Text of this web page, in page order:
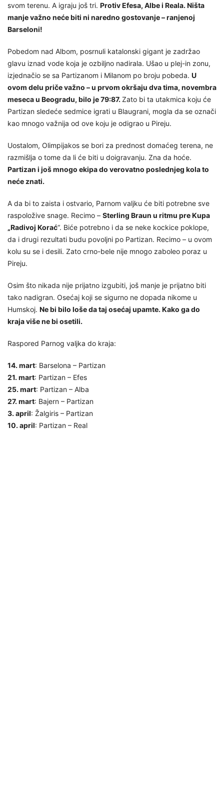
svom terenu. A igraju još tri. Protiv Efesa, Albe i Reala. Ništa
manje važno neće biti ni naredno gostovanje – ranjenoj
Barseloni!
Pobedom nad Albom, posrnuli katalonski gigant je zadržao
glavu iznad vode koja je ozbiljno nadirala. Ušao u plej-in zonu,
izjednačio se sa Partizanom i Milanom po broju pobeda. U
ovom delu priče važno – u prvom okršaju dva tima, novembra
meseca u Beogradu, bilo je 79:87. Zato bi ta utakmica koju će
Partizan sledeće sedmice igrati u Blaugrani, mogla da se označi
kao mnogo važnija od ove koju je odigrao u Pireju.
Uostalom, Olimpijakos se bori za prednost domaćeg terena, ne
razmišlja o tome da li će biti u doigravanju. Zna da hoće.
Partizan i još mnogo ekipa do verovatno poslednjeg kola to
neće znati.
A da bi to zaista i ostvario, Parnom valjku će biti potrebne sve
raspoložive snage. Recimo – Sterling Braun u ritmu pre Kupa
„Radivoj Korać“. Biće potrebno i da se neke kockice poklope,
da i drugi rezultati budu povoljni po Partizan. Recimo – u ovom
kolu su se i desili. Zato crno-bele nije mnogo zaboleo poraz u
Pireju.
Osim što nikada nije prijatno izgubiti, još manje je prijatno biti
tako nadigran. Osećaj koji se sigurno ne dopada nikome u
Humskoj. Ne bi bilo loše da taj osećaj upamte. Kako ga do
kraja više ne bi osetili.
Raspored Parnog valjka do kraja:
14. mart: Barselona – Partizan
21. mart: Partizan – Efes
25. mart: Partizan – Alba
27. mart: Bajern – Partizan
3. april: Žalgiris – Partizan
10. april: Partizan – Real